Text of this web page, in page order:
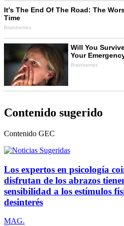
Contenido sugerido
Contenido GEC
Los expertos en psicología
disfrutan de los abrazos
sensibilidad a los estímulos
desinterés
MAG.